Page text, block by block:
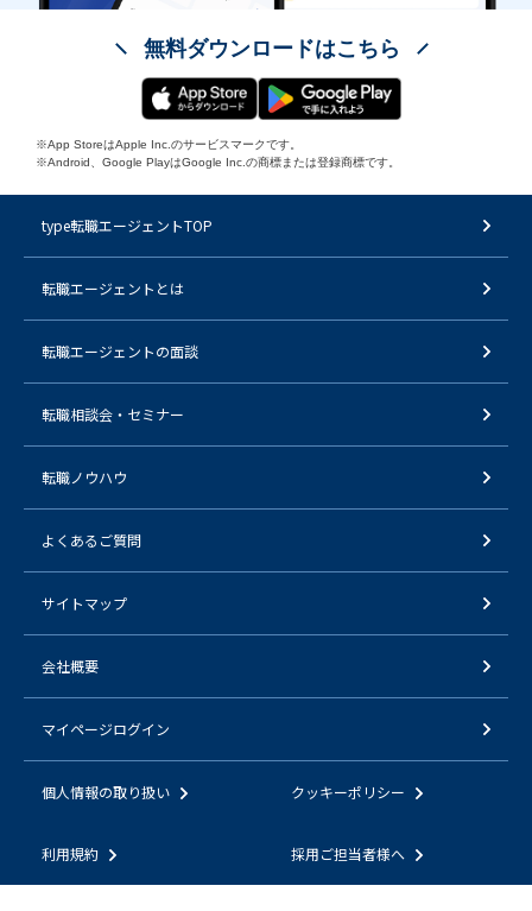
無料ダウンロードはこちら
※App StoreはApple Inc.のサービスマークです。
※Android、Google PlayはGoogle Inc.の商標または登録商標です。
type転職エージェントTOP
転職エージェントとは
転職エージェントの面談
転職相談会・セミナー
転職ノウハウ
よくあるご質問
サイトマップ
会社概要
マイページログイン
個人情報の取り扱い クッキーポリシー
利用規約 採用ご担当者様へ